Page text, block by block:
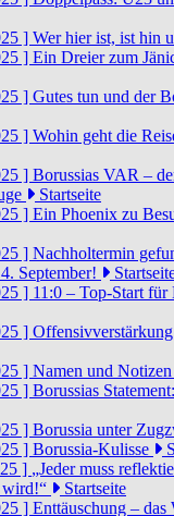
] Wer hier ist, ist hin
] Ein Dreier zum
] Gutes tun und der
] Wohin geht die
] Borussias VAR –
Startseite
] Ein Phoenix zu
] Nachholtermin
September!
] 11:0 – Top-Start für
]
] Namen und
] Borussias
] Borussia unter
] Borussia-Kulisse
] „Jeder muss
wird!“
Startseite
] Enttäuschung – das